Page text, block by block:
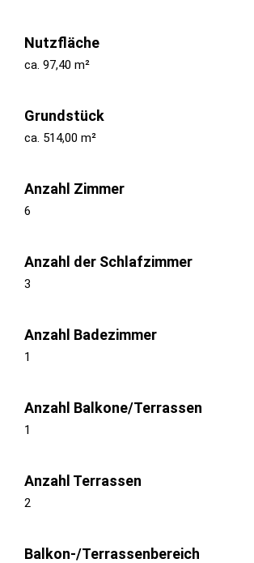
Nutzfläche
ca. 97,40 m²
Grundstück
ca. 514,00 m²
Anzahl Zimmer
6
Anzahl der Schlafzimmer
3
Anzahl Badezimmer
1
Anzahl Balkone/Terrassen
1
Anzahl Terrassen
2
Balkon-/Terrassenbereich